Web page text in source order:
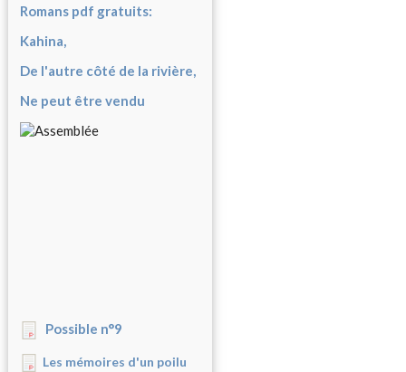
Romans pdf gratuits:
Kahina,
De l'autre côté de la rivière,
Ne peut être vendu
Possible n°9
Les mémoires d'un poilu